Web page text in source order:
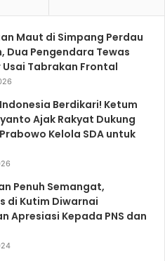
Maut di Simpang Perdau
Dua Pengendara Tewas
Tabrakan Frontal
Berdikari! Ketum
Ajak Rakyat Dukung
Kelola SDA untuk
Penuh Semangat,
di Kutim Diwarnai
Apresiasi Kepada PNS dan